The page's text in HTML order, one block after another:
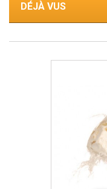
DÉJÀ VUS